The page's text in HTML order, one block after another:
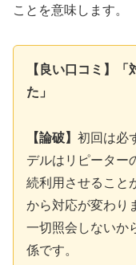
ことを意味します。
【良い口コミ】
た」
【論破】 初回は必
デルはリピーター
続利用させること
から対応が変わり
一切照会しないか
係です。